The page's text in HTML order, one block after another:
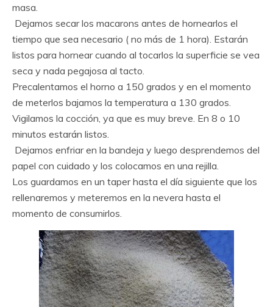
masa.
Dejamos secar los macarons antes de hornearlos el
tiempo que sea necesario ( no más de 1 hora). Estarán
listos para hornear cuando al tocarlos la superficie se vea
seca y nada pegajosa al tacto.
Precalentamos el horno a 150 grados y en el momento
de meterlos bajamos la temperatura a 130 grados.
Vigilamos la cocción, ya que es muy breve. En 8 o 10
minutos estarán listos.
Dejamos enfriar en la bandeja y luego desprendemos del
papel con cuidado y los colocamos en una rejilla.
Los guardamos en un taper hasta el día siguiente que los
rellenaremos y meteremos en la nevera hasta el
momento de consumirlos.